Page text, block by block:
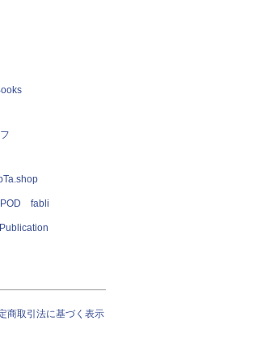
POD fabli
商取引法に基づく表示